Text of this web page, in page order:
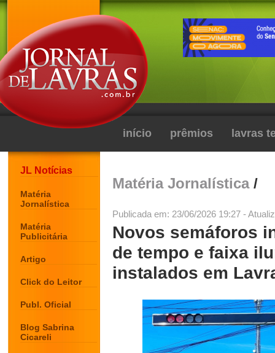
início prêmios lavras
JL Notícias
Matéria
Jornalística
Matéria
Publicitária
Artigo
Click do Leitor
Publ. Oficial
Blog Sabrina
Cicareli
Matéria Jornalística/
Publicada em: 23/06/2026 19:27 -
Novos semáforos
de tempo e faixa
instalados em